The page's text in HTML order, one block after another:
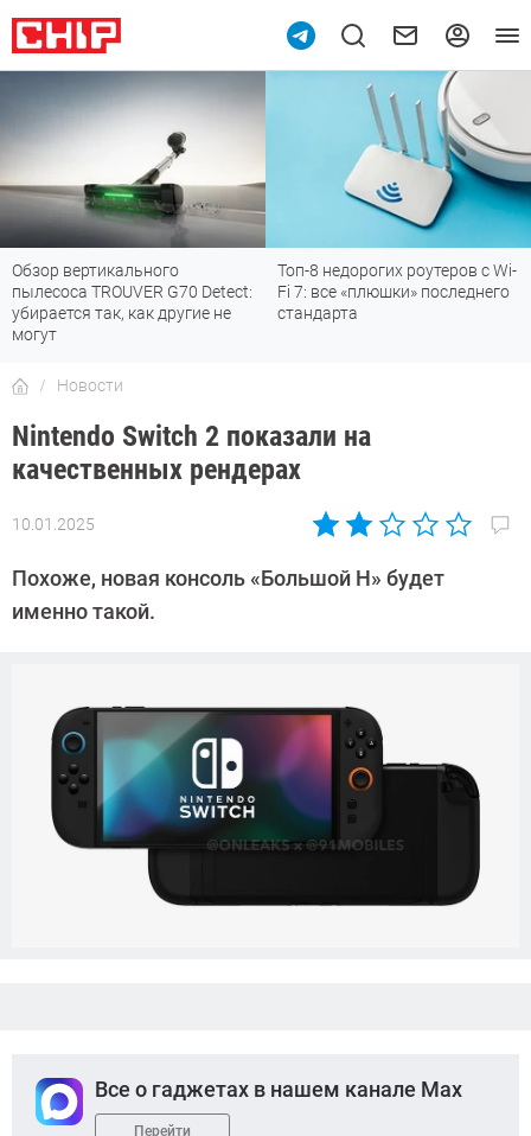
Обзор вертикального
пылесоса TROUVER G70 Detect:
убирается так, как другие не
могут
Топ-8 недорогих роутеров с Wi-
Fi 7: все «плюшки» последнего
стандарта
Новости
Nintendo Switch 2 показали на
качественных рендерах
10.01.2025
Автор:
Довлатова
Похоже, новая консоль «Большой Н» будет
именно такой.
Все о гаджетах в нашем канале Max
Перейти